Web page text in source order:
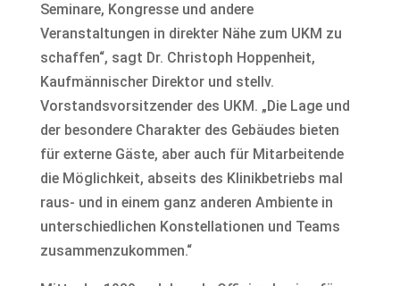
Seminare, Kongresse und andere
Veranstaltungen in direkter Nähe zum UKM zu
schaffen“, sagt Dr. Christoph Hoppenheit,
Kaufmännischer Direktor und stellv.
Vorstandsvorsitzender des UKM. „Die Lage und
der besondere Charakter des Gebäudes bieten
für externe Gäste, aber auch für Mitarbeitende
die Möglichkeit, abseits des Klinikbetriebs mal
raus- und in einem ganz anderen Ambiente in
unterschiedlichen Konstellationen und Teams
zusammenzukommen.“